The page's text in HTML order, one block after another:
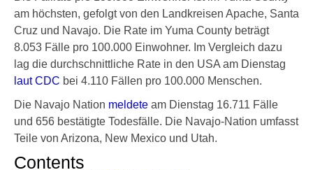
am höchsten, gefolgt von den Landkreisen Apache, Santa
Cruz und Navajo. Die Rate im Yuma County beträgt
8.053 Fälle pro 100.000 Einwohner. Im Vergleich dazu
lag die durchschnittliche Rate in den USA am Dienstag
laut CDC bei 4.110 Fällen pro 100.000 Menschen.
Die Navajo Nation meldete am Dienstag 16.711 Fälle
und 656 bestätigte Todesfälle. Die Navajo-Nation umfasst
Teile von Arizona, New Mexico und Utah.
Contents